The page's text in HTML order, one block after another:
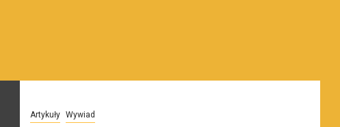
Artykuły Wywiad